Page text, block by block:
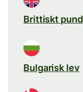
Brittiskt pund
Bulgarisk lev